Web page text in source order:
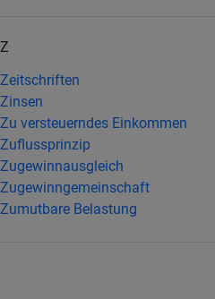
Z
Zeitschriften
Zinsen
Zu versteuerndes Einkommen
Zuflussprinzip
Zugewinnausgleich
Zugewinngemeinschaft
Zumutbare Belastung